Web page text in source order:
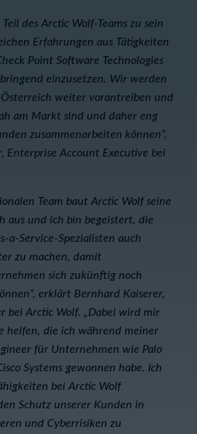
des Arctic Wolf-Teams zu sein
Erfahrungen aus Tätigkeiten
Point Software Technologies
einzusetzen. Wir werden
weiter vorantreiben und
am Markt sind und daher eng
zusammenarbeiten können“,
Enterprise Account Executive bei
Team baut Arctic Wolf seine
aus und ich bin begeistert, die
a-Service-Spezialisten auch
zu machen, damit
sich zukünftig noch
erklärt Bernhard Kaiserer,
bei Arctic Wolf. „Dabei wird mir
helfen, die ich während meiner
für Unternehmen wie Palo
Systems gewonnen habe. Ich
bei Arctic Wolf
Schutz unserer Kunden in
und Cyberrisiken zu